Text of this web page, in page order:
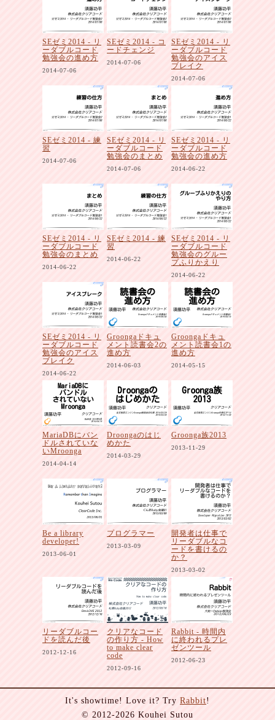
SEゼミ2014 - リ
ーダブルコード
勉強会の進め方
2014-07-06
SEゼミ2014 - コ
ードチェンジ
2014-07-06
SEゼミ2014 - リ
ーダブルコード
勉強会のアイス
ブレイク
2014-07-06
SEゼミ2014 - 練
習
2014-07-06
SEゼミ2014 - リ
ーダブルコード
勉強会のまとめ
2014-07-06
SEゼミ2014 - リ
ーダブルコード
勉強会の進め方
2014-06-22
SEゼミ2014 - リ
ーダブルコード
勉強会のまとめ
2014-06-22
SEゼミ2014 - 練
習
2014-06-22
SEゼミ2014 - リ
ーダブルコード
勉強会のグルー
プふりかえり
2014-06-22
SEゼミ2014 - リ
ーダブルコード
勉強会のアイス
ブレイク
2014-06-22
Groongaドキュ
メント読書会2の
進め方
2014-06-03
Groongaドキュ
メント読書会1の
進め方
2014-05-15
MariaDBにバン
ドルされていな
いMroonga
2014-04-14
Droongaのはじ
めかた
2014-03-29
Groonga族2013
2013-11-29
Be a library
developer!
2013-06-01
プログラマー
2013-03-09
開発者は仕事で
リーダブルなコ
ードを書けるの
か？
2013-03-02
リーダブルコー
ドを読んだ後
2012-12-16
クリアなコード
の作り方 - How
to make clear
code
2012-09-16
Rabbit - 時間内
に終われるプレ
ゼンツール
2012-06-23
It's showtime! Love it? Try Rabbit!
© 2012-2026 Kouhei Sutou